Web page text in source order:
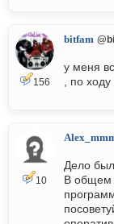
156
bitfam
у меня
, по
10
Дело
В общем